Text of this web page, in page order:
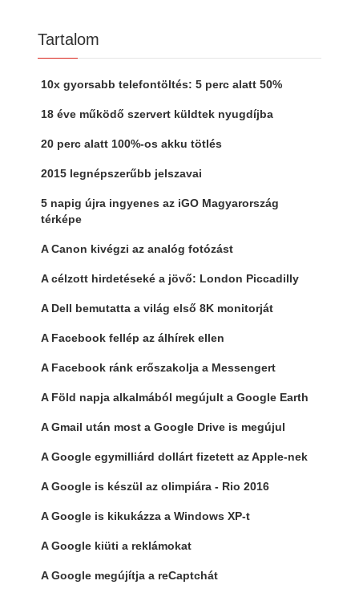
Tartalom
10x gyorsabb telefontöltés: 5 perc alatt 50%
18 éve működő szervert küldtek nyugdíjba
20 perc alatt 100%-os akku tötlés
2015 legnépszerűbb jelszavai
5 napig újra ingyenes az iGO Magyarország
térképe
A Canon kivégzi az analóg fotózást
A célzott hirdetéseké a jövő: London Piccadilly
A Dell bemutatta a világ első 8K monitorját
A Facebook fellép az álhírek ellen
A Facebook ránk erőszakolja a Messengert
A Föld napja alkalmából megújult a Google Earth
A Gmail után most a Google Drive is megújul
A Google egymilliárd dollárt fizetett az Apple-nek
A Google is készül az olimpiára - Rio 2016
A Google is kikukázza a Windows XP-t
A Google kiüti a reklámokat
A Google megújítja a reCaptchát